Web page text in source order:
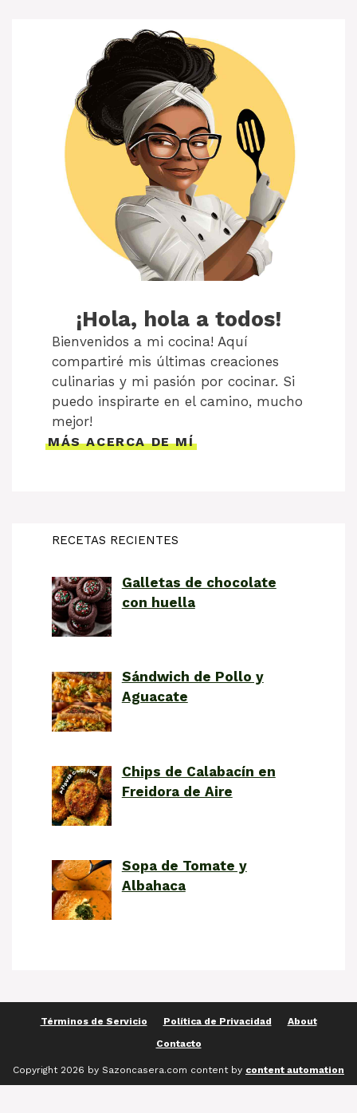
¡Hola, hola a todos!
Bienvenidos a mi cocina! Aquí
compartiré mis últimas creaciones
culinarias y mi pasión por cocinar. Si
puedo inspirarte en el camino, mucho
mejor!
MÁS ACERCA DE MÍ
RECETAS RECIENTES
Galletas de chocolate
con huella
Sándwich de Pollo y
Aguacate
Chips de Calabacín en
Freidora de Aire
Sopa de Tomate y
Albahaca
Términos de Servicio Política de Privacidad
About
Contacto
Copyright 2026 by Sazoncasera.com content by content automation